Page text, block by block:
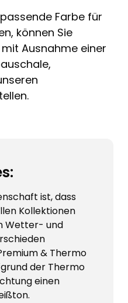
Farbe für
können Sie
Ausnahme einer
ist, dass
Kollektionen
Wetter- und
& Thermo
der Thermo
einen